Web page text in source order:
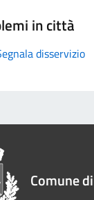
in città
disservizio
Comune